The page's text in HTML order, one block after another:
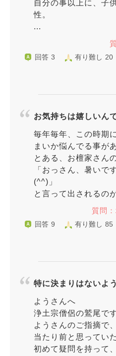
自分の事以上に、子
性。
...
回答 3 有り難し 20
お気持ちは嬉しいん
毎年毎年、この時期
まいか悩んでる事が
とある、お檀家さん
「おっさん、暑いで
(^^)」
と言って出されるの
質問
回答 9 有り難し 85
特に決まりはないよ
ようさんへ
浄土宗僧侶の鷲尾です
ようさんのご指摘で、
当たり前と思ってい
初めて疑問を持って